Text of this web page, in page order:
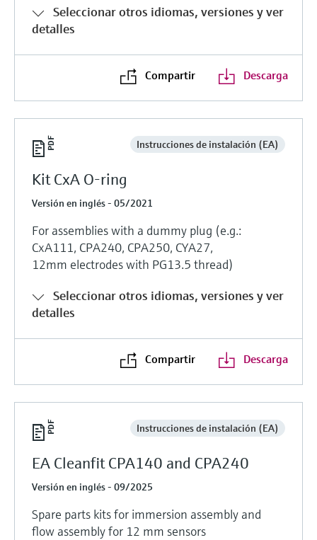
Seleccionar otros idiomas, versiones y ver
detalles
Compartir Descarga
Instrucciones de instalación (EA)
Kit CxA O-ring
Versión en inglés - 05/2021
For assemblies with a dummy plug (e.g.:
CxA111, CPA240, CPA250, CYA27,
12mm electrodes with PG13.5 thread)
Seleccionar otros idiomas, versiones y ver
detalles
Compartir Descarga
Instrucciones de instalación (EA)
EA Cleanfit CPA140 and CPA240
Versión en inglés - 09/2025
Spare parts kits for immersion assembly and
flow assembly for 12 mm sensors